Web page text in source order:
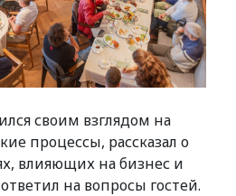
своим взглядом на
процессы, рассказал о
влияющих на бизнес и
на вопросы гостей.